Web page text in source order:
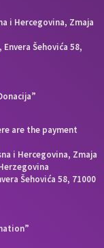
i Hercegovina, Zmaja
Šehovića 58,
are the payment
i Hercegovina, Zmaja
Šehovića 58, 71000